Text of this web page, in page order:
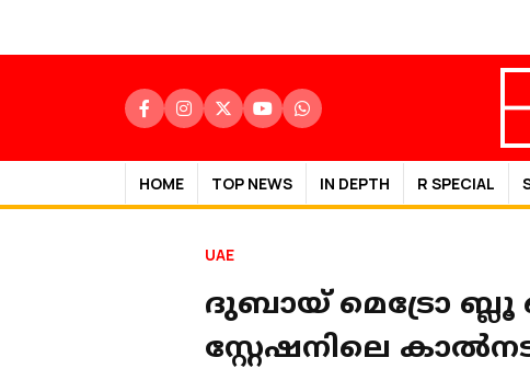
HOME TOP NEWS IN DEPTH R SPECIAL
UAE
ദുബായ് മെട്രോ ബ്ലൂ
സ്റ്റേഷനിലെ